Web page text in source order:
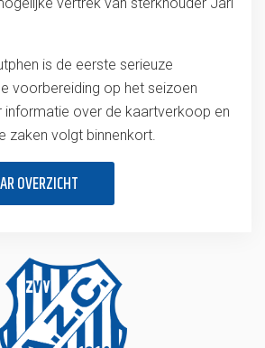
vertrek van sterkhouder Jari
is de eerste serieuze
voorbereiding op het seizoen
informatie over de kaartverkoop en
zaken volgt binnenkort.
OVERZICHT